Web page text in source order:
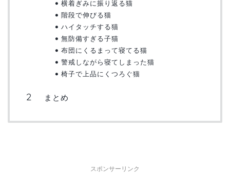
横着ぎみに振り返る猫
階段で伸びる猫
ハイタッチする猫
無防備すぎる子猫
布団にくるまって寝てる猫
警戒しながら寝てしまった猫
椅子で上品にくつろぐ猫
まとめ
スポンサーリンク